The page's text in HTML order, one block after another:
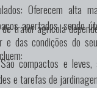
Oferecem alta
apertados, sendo
compactos e leves,
e tarefas de
trator agrícola
e das condições do